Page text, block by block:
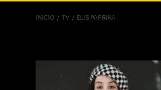
INICIO TV ELIS PAPRIKA